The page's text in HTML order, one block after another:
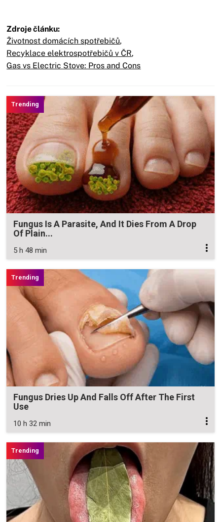
Zdroje článku:
Životnost domácích spotřebičů,
Recyklace elektrospotřebičů v ČR,
Gas vs Electric Stove: Pros and Cons
Fungus Is A Parasite, And It Dies From A Drop
Of Plain...
5 h 48 min
Fungus Dries Up And Falls Off After The First
Use
10 h 32 min